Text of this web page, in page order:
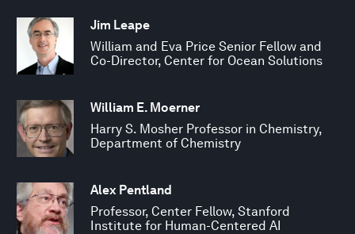
Jim Leape
William and Eva Price Senior Fellow and
Co-Director, Center for Ocean Solutions
William E. Moerner
Harry S. Mosher Professor in Chemistry,
Department of Chemistry
Alex Pentland
Professor, Center Fellow, Stanford
Institute for Human-Centered AI